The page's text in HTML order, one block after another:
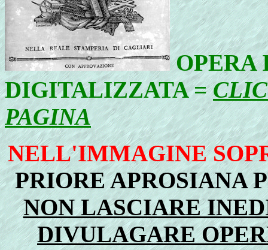
OPERA
DIGITALIZZATA =
PAGINA
NELL'IMMAGINE
PRIORE APROSIANA
NON LASCIARE
DIVULAGARE